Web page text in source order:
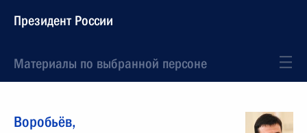
Президент России
Материалы по выбранной персоне
Воробьёв,